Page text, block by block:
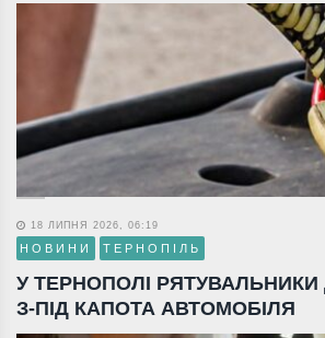
18 ЛИПНЯ 2026, 06:19
НОВИНИ ТЕРНОПІЛЬ
У ТЕРНОПОЛІ РЯТУВАЛЬНИКИ
З-ПІД КАПОТА АВТОМОБІЛЯ